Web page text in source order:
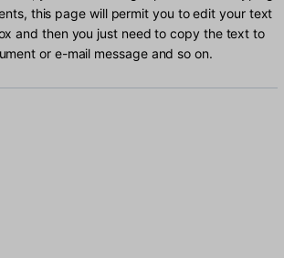
this page will permit you to edit your text
and then you just need to copy the text to
or e-mail message and so on.